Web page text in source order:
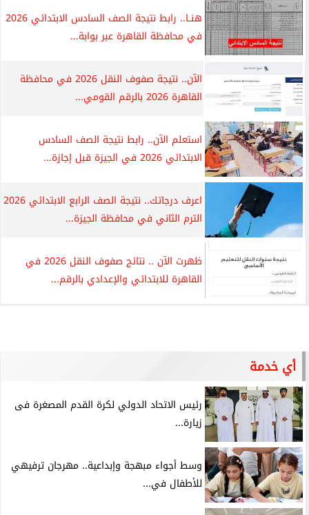
هنــا.. رابط نتيجة الصف السادس الابتدائي 2026
في محافظة القاهرة عبر بوابة...
الآن.. نتيجة صفوف النقل 2026 في محافظة
القاهرة 2026 بالرقم القومي...
استعلم الآن.. رابط نتيجة الصف السادس
الابتدائي 2026 في الجيزة قبل إجازة...
اعرف درجاتك.. نتيجة الصف الرابع الابتدائي 2026
الترم الثاني في محافظة الجيزة...
ظهرت الآن .. نتائج صفوف النقل 2026 في
القاهرة للابتدائي والإعدادي بالرقم...
أي خدمة
رئيس الاتحاد الدولي لكرة القدم المصغرة فى
زيارة...
وسط أجواء مبهجة وإبداعية.. مهرجان ترفيهي
للأطفال في...